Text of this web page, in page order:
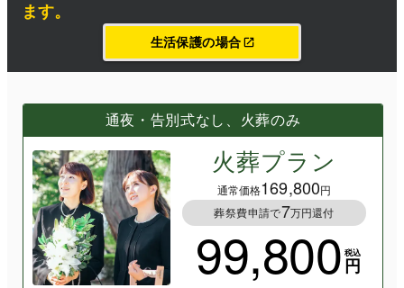
ます。
生活保護の場合
通夜・告別式なし、火葬のみ
火葬プラン
通常価格169,800 円
葬祭費申請で7万円還付
99,800 税込
円